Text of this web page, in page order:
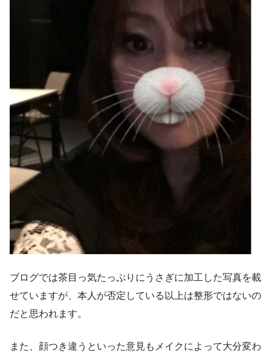
ブログでは茶目っ気たっぷりにうさぎに加工した写真を載
せていますが、本人が否定している以上は整形ではないの
だと思われます。
また、顔つき違うといった意見もメイクによって大分変わ